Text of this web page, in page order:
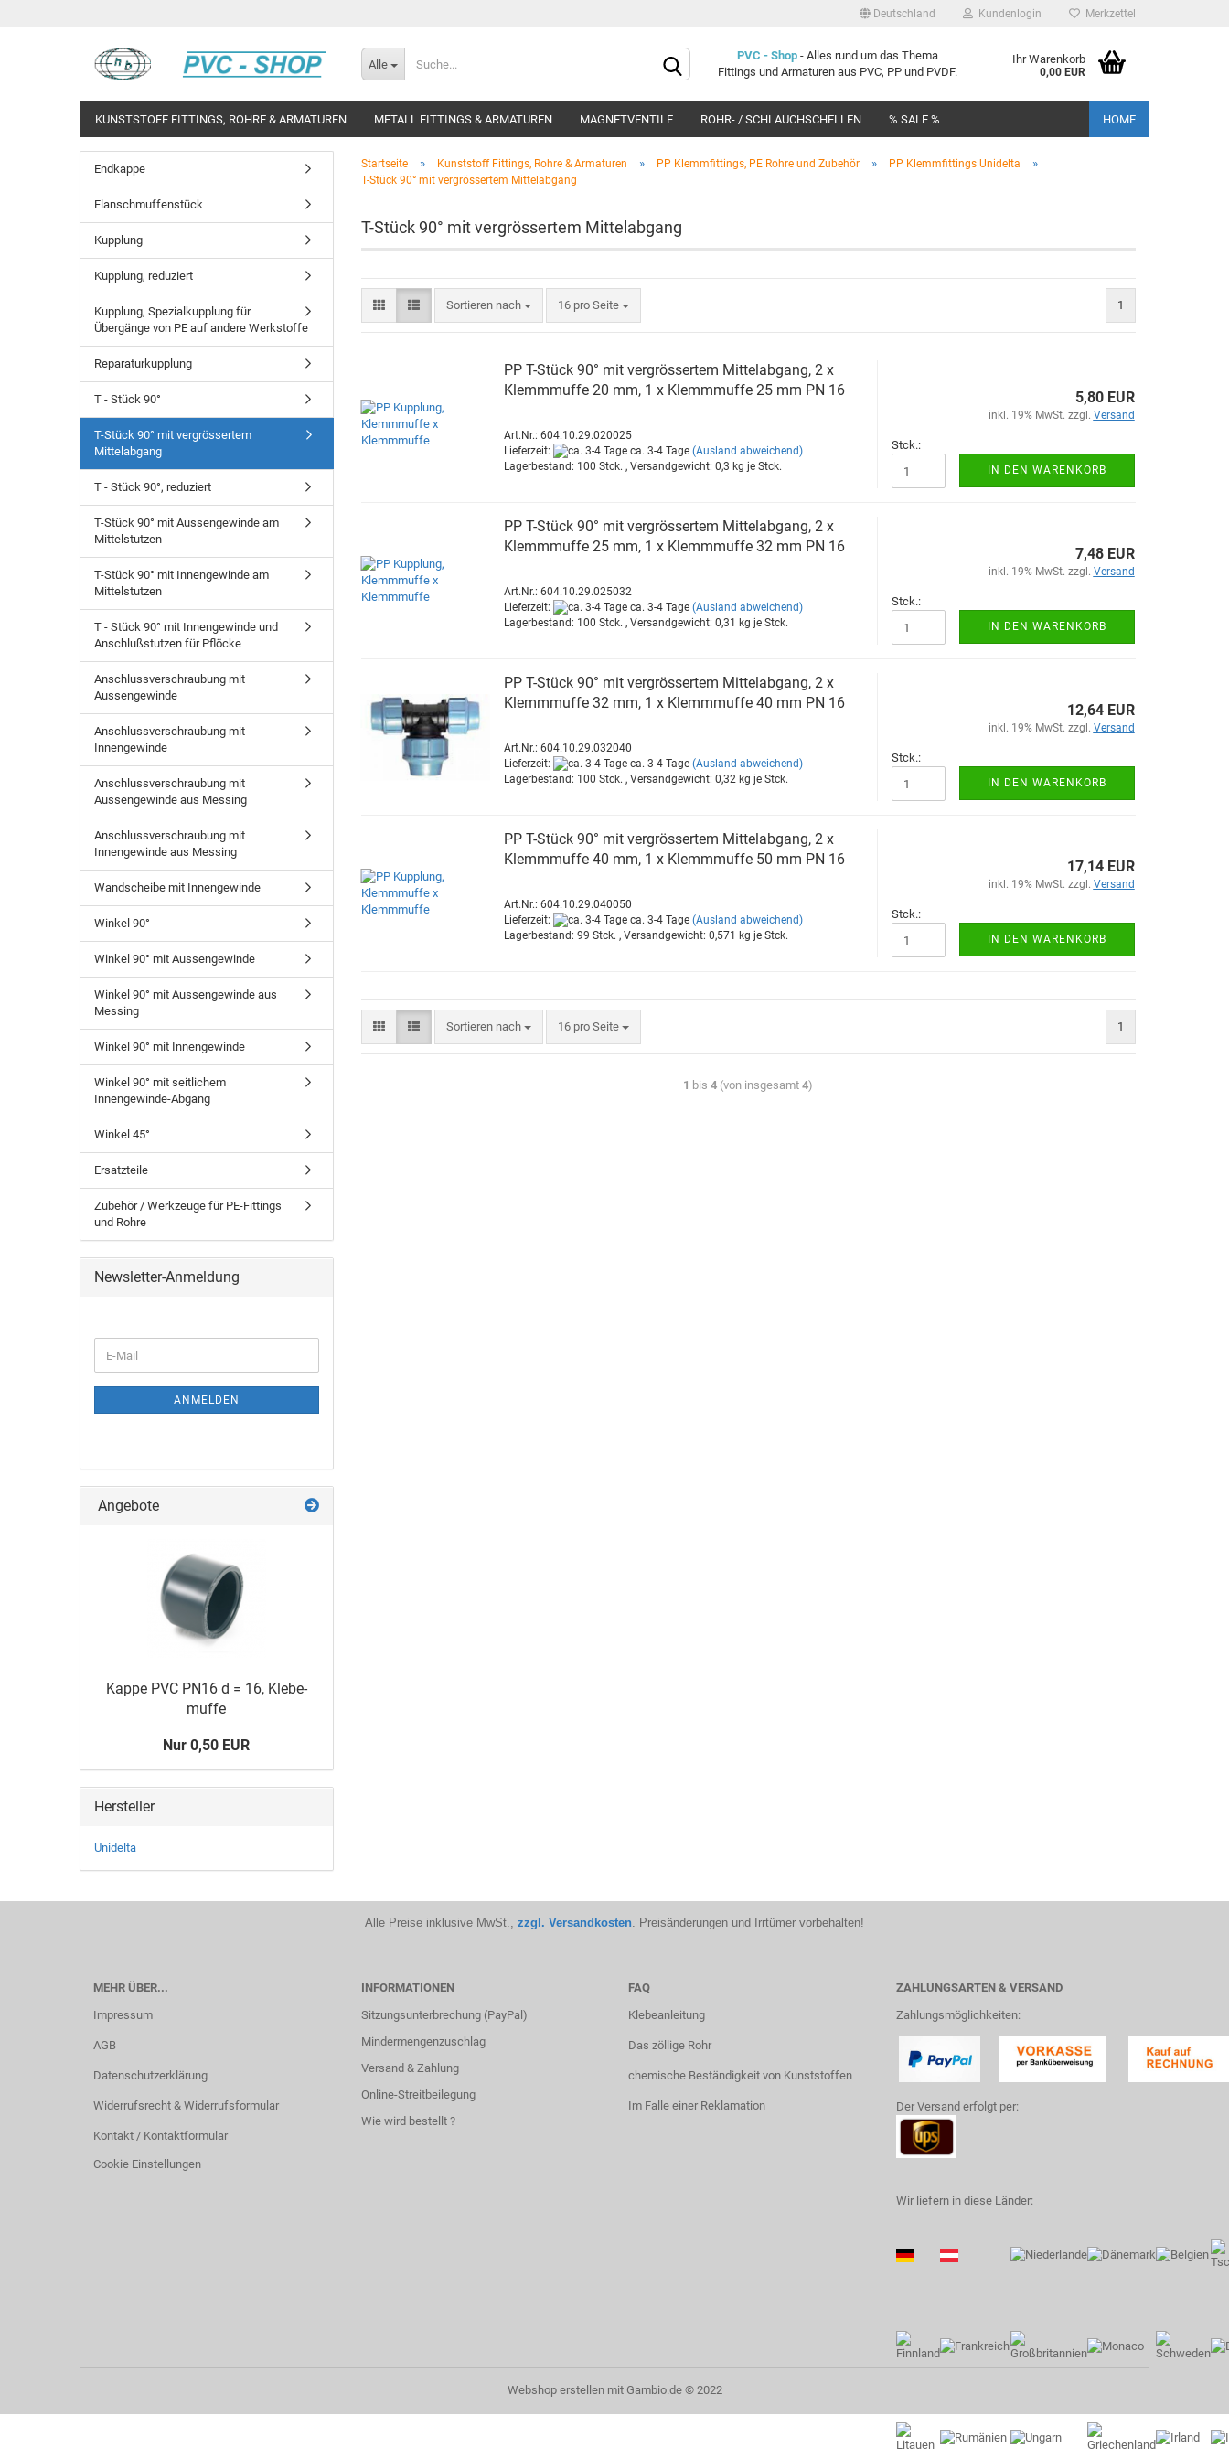
Deutschland
Lieferland
Kundenlogin Merkzettel
Alle
PVC - Shop- Alles rund um das Thema
Fittings und Armaturen aus PVC, PP und PVDF.
Ihr Warenkorb
0,00 EUR
KUNSTSTOFF FITTINGS, ROHRE & ARMATUREN METALL FITTINGS & ARMATUREN MAGNETVENTILE ROHR- / SCHLAUCHSCHELLEN % SALE % HOME
Startseite » Kunststoff Fittings, Rohre & Armaturen » PP Klemmfittings, PE Rohre und Zubehör » PP Klemmfittings Unidelta »
T-Stück 90° mit vergrössertem Mittelabgang
T-Stück 90° mit vergrössertem Mittelabgang
Sortieren nach 16 pro Seite 1
PP T-​Stück 90° mit ver­grös­ser­tem Mit­tel­ab­gang, 2 x
Klemm­muf­fe 20 mm, 1 x Klemm­muf­fe 25 mm PN 16
Art.Nr.: 604.10.29.020025
Lieferzeit:
ca. 3-4 Tage (Ausland abweichend)
Lagerbestand: 100 Stck. , Versandgewicht: 0,3 kg je Stck.
5,80 EUR
inkl. 19% MwSt. zzgl. Versand
Stck.:
IN DEN WARENKORB
PP T-​Stück 90° mit ver­grös­ser­tem Mit­tel­ab­gang, 2 x
Klemm­muf­fe 25 mm, 1 x Klemm­muf­fe 32 mm PN 16
Art.Nr.: 604.10.29.025032
Lieferzeit:
ca. 3-4 Tage (Ausland abweichend)
Lagerbestand: 100 Stck. , Versandgewicht: 0,31 kg je Stck.
7,48 EUR
inkl. 19% MwSt. zzgl. Versand
Stck.:
IN DEN WARENKORB
PP T-​Stück 90° mit ver­grös­ser­tem Mit­tel­ab­gang, 2 x
Klemm­muf­fe 32 mm, 1 x Klemm­muf­fe 40 mm PN 16
Art.Nr.: 604.10.29.032040
Lieferzeit:
ca. 3-4 Tage (Ausland abweichend)
Lagerbestand: 100 Stck. , Versandgewicht: 0,32kg je Stck.
12,64 EUR
inkl. 19% MwSt. zzgl. Versand
Stck.:
IN DEN WARENKORB
PP T-​Stück 90° mit ver­grös­ser­tem Mit­tel­ab­gang, 2 x
Klemm­muf­fe 40 mm, 1 x Klemm­muf­fe 50 mm PN 16
Art.Nr.: 604.10.29.040050
Lieferzeit:
ca. 3-4 Tage (Ausland abweichend)
Lagerbestand: 99 Stck. , Versandgewicht: 0,571 kg je Stck.
17,14 EUR
inkl. 19% MwSt. zzgl. Versand
Stck.:
IN DEN WARENKORB
Sortieren nach 16 pro Seite 1
1 bis4 (von insgesamt4)
Endkappe
Flanschmuffenstück
Kupplung
Kupplung, reduziert
Kupplung, Spezialkupplung für
Übergänge von PE auf andere Werkstoffe
Reparaturkupplung
T - Stück 90°
T-Stück 90° mit vergrössertem
Mittelabgang
T - Stück 90°, reduziert
T-Stück 90° mit Aussengewinde am
Mittelstutzen
T-Stück 90° mit Innengewinde am
Mittelstutzen
T - Stück 90° mit Innengewinde und
Anschlußstutzen für Pflöcke
Anschlussverschraubung mit
Aussengewinde
Anschlussverschraubung mit
Innengewinde
Anschlussverschraubung mit
Aussengewinde aus Messing
Anschlussverschraubung mit
Innengewinde aus Messing
Wandscheibe mit Innengewinde
Winkel 90°
Winkel 90° mit Aussengewinde
Winkel 90° mit Aussengewinde aus
Messing
Winkel 90° mit Innengewinde
Winkel 90° mit seitlichem
Innengewinde-Abgang
Winkel 45°
Ersatzteile
Zubehör / Werkzeuge für PE-Fittings
und Rohre
Newsletter-Anmeldung
ANMELDEN
Angebote
Kappe PVC PN16 d = 16, Kle­be­
muf­fe
Nur 0,50 EUR
Hersteller
Unidelta
Alle Preise inklusive MwSt., zzgl. Versandkosten. Preisänderungen und Irrtümer vorbehalten!
MEHR ÜBER...
Impressum
AGB
Datenschutzerklärung
Widerrufsrecht & Widerrufsformular
Kontakt / Kontaktformular
Cookie Einstellungen
INFORMATIONEN
Sitzungsunterbrechung (PayPal)
Mindermengenzuschlag
Versand & Zahlung
Online-Streitbeilegung
Wie wird bestellt ?
FAQ
Klebeanleitung
Das zöllige Rohr
chemische Beständigkeit von Kunststoffen
Im Falle einer Reklamation
ZAHLUNGSARTEN & VERSAND
Zahlungsmöglichkeiten:
Der Versand erfolgt per:
Wir liefern in diese Länder:
Webshop erstellenmit Gambio.de © 2022